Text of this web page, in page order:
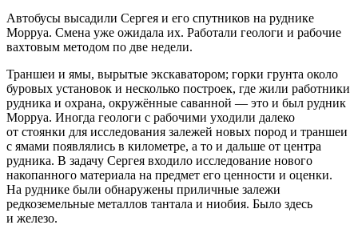
Автобусы высадили Сергея и его спутников на руднике
Морруа. Смена уже ожидала их. Работали геологи и рабочие
вахтовым методом по две недели.
Траншеи и ямы, вырытые экскаватором; горки грунта около
буровых установок и несколько построек, где жили работники
рудника и охрана, окружённые саванной — это и был рудник
Морруа. Иногда геологи с рабочими уходили далеко
от стоянки для исследования залежей новых пород и траншеи
с ямами появлялись в километре, а то и дальше от центра
рудника. В задачу Сергея входило исследование нового
накопанного материала на предмет его ценности и оценки.
На руднике были обнаружены приличные залежи
редкоземельные металлов тантала и ниобия. Было здесь
и железо.